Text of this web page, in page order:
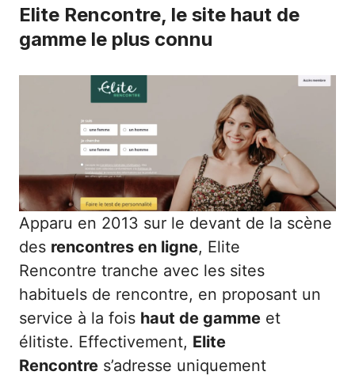
Elite Rencontre, le site haut de
gamme le plus connu
Apparu en 2013 sur le devant de la scène
des rencontres en ligne, Elite
Rencontre tranche avec les sites
habituels de rencontre, en proposant un
service à la fois haut de gamme et
élitiste. Effectivement, Elite
Rencontre s’adresse uniquement